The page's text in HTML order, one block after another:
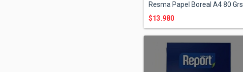
Resma Papel Boreal A4 80 Grs
$13.980